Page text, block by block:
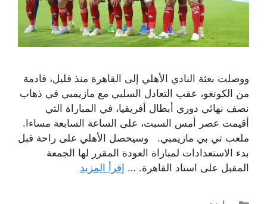
ووصلت بعثة النادي الأهلي إلى القاهرة منذ قليل، قادمة
من الكونغو، عقب التعادل السلبي مع مازيمبي في ذهاب
نصف نهائي دوري أبطال أفريقيا، في المباراة التي
أقيمت عصر أمس السبت، على الساعة السابعة مساءا.
ملعب تي بي مازيمبي. وسيحصل الأهلي على راحة قبل
بدء الاستعدادات لمباراة العودة المقرر لها الجمعة
المقبل على استاد القاهرة. … إقرأ المزيد